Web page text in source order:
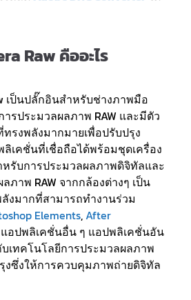
Raw คืออะไร
เป็นปลั๊กอินสำหรับช่างภาพมือ
รประมวลผลภาพ RAW และมีตัว
รงพลังมากมายเพื่อปรับปรุง
ลิเคชั่นที่เชื่อถือได้พร้อมชุดเครื่อง
รับการประมวลผลภาพดิจิทัลและ
ภาพ RAW จากกล้องต่างๆ เป็น
งมากที่สามารถทำงานร่วม
Elements,After
อปพลิเคชั่นอื่น ๆ แอปพลิเคชั่นอัน
เทคโนโลยีการประมวลผลภาพ
งซึ่งให้การควบคุมภาพถ่ายดิจิทัล